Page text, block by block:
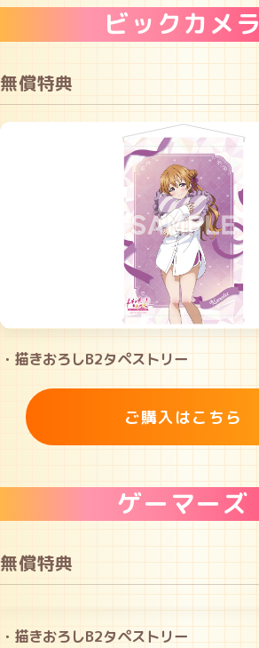
ビックカメラ
無償特典
・描きおろしB2タペストリー
ご購入はこちら
ゲーマーズ
無償特典
・描きおろしB2タペストリー